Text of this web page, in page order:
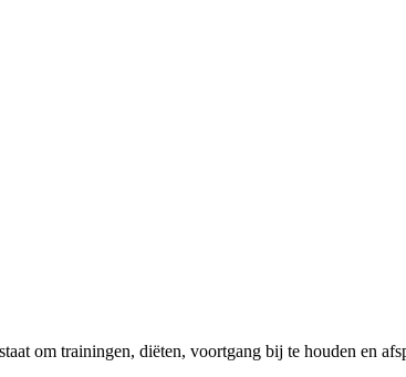
om trainingen, diëten, voortgang bij te houden en